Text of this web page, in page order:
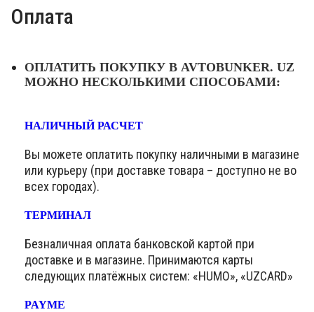
Оплата
ОПЛАТИТЬ ПОКУПКУ В AVTOBUNKER. UZ
МОЖНО НЕСКОЛЬКИМИ СПОСОБАМИ:
НАЛИЧНЫЙ РАСЧЕТ
Вы можете оплатить покупку наличными в магазине
или курьеру (при доставке товара – доступно не во
всех городах).
ТЕРМИНАЛ
Безналичная оплата банковской картой при
доставке и в магазине. Принимаются карты
следующих платёжных систем: «HUMO», «UZCARD»
PAYME